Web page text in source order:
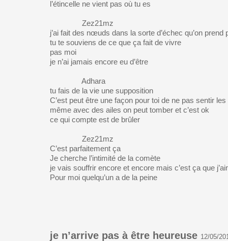
l’étincelle ne vient pas où tu es
Zez21mz
j’ai fait des nœuds dans la sorte d’échec qu’on prend
tu te souviens de ce que ça fait de vivre
pas moi
je n’ai jamais encore eu d’être
Adhara
tu fais de la vie une supposition
C’est peut être une façon pour toi de ne pas sentir
même avec des ailes on peut tomber et c’est ok
ce qui compte est de brûler
Zez21mz
C’est parfaitement ça
Je cherche l’intimité de la comète
je vais souffrir encore et encore mais c’est ça que
Pour moi quelqu’un a de la peine
je n’arrive pas à être heureuse 12/05/